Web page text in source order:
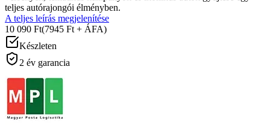
teljes autórajongói élményben.
A teljes leírás megjelenítése
10 090 Ft(7945 Ft + ÁFA)
Készleten
2 év garancia